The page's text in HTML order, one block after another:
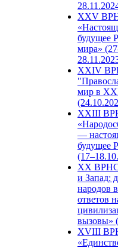
XXV
будущее
мира»
XXIV
мир в
XXIII
—
будущее
XX ВРНС
и Запад:
народов
ответов
вызовы»
XVIII